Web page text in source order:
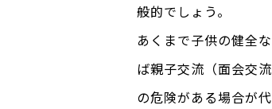
般的でしょう。
あくまで子供の健全
ば親子交流（面会交
の危険がある場合が代